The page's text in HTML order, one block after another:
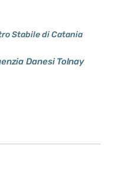
Stabile di Catania
Danesi Tolnay